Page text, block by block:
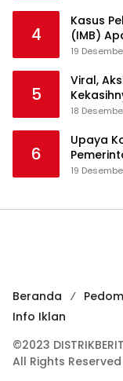
4
Kasus
(IMB)
19
5
Viral,
18
6
Upaya
19
Beranda
Info Iklan
©2023
All Rights Reserved